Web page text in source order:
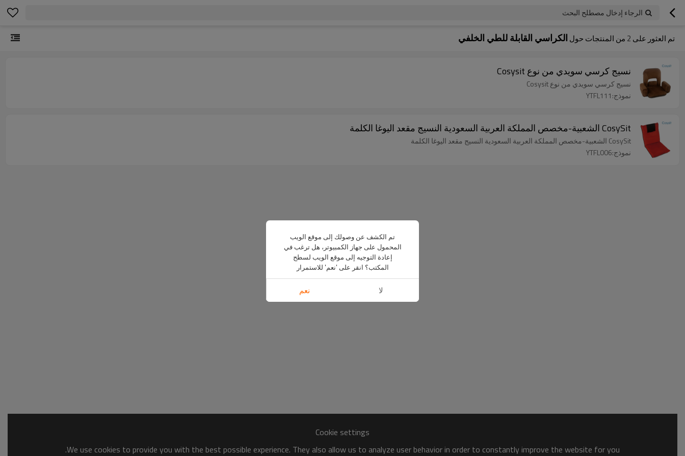
الرجاء إدخال مصطلح البحث
تم العثور على 2 من المنتجات حول الكراسي القابلة للطي الخلفي
نسيج كرسي سويدي من نوع Cosysit
نسيج كرسي سويدي من نوع Cosysit
نموذج:YTFL111
CosySit الشعبية-مخصص المملكة العربية السعودية النسيج مقعد اليوغا الكلمة
CosySit الشعبية-مخصص المملكة العربية السعودية النسيج مقعد اليوغا الكلمة
نموذج:YTFL006
Cookie settings
We use cookies to provide you with the best possible experience. They also allow us to analyze user behavior in order to constantly improve the website for you.
تم الكشف عن وصولك إلى موقع الويب
المحمول على جهاز الكمبيوتر، هل ترغب في
إعادة التوجيه إلى موقع الويب لسطح
المكتب؟ انقر على 'نعم' للاستمرار
لا نعم